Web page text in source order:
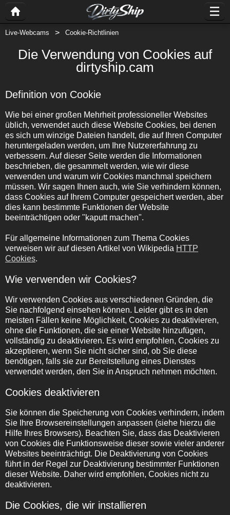
Live-Webcams Cookie-Richtlinien
Die Verwendung von Cookies auf
dirtyship.cam
Definition von Cookie
Wie bei einer großen Mehrheit professioneller Websites
üblich, verwendet auch diese Website Cookies, bei denen
es sich um winzige Dateien handelt, die auf Ihren Computer
heruntergeladen werden, um Ihre Nutzererfahrung zu
verbessern. Auf dieser Seite werden die Informationen
beschrieben, die gesammelt werden, wie wir diese
verwenden und warum wir Cookies manchmal speichern
müssen. Wir sagen Ihnen auch, wie Sie verhindern können,
dass Cookies auf Ihrem Computer gespeichert werden, aber
dies kann bestimmte Funktionen der Website
beeinträchtigen oder "kaputt machen".
Für allgemeine Informationen zum Thema Cookies
verweisen wir auf diesen Artikel von Wikipedia HTTP
Cookies.
Wie verwenden wir Cookies?
Wir verwenden Cookies aus verschiedenen Gründen, die
Sie nachfolgend einsehen können. Leider gibt es in den
meisten Fällen keine Möglichkeit, Cookies zu deaktivieren,
ohne die Funktionen, die sie einer Website hinzufügen,
vollständig zu deaktivieren. Es wird empfohlen, Cookies zu
akzeptieren, wenn Sie nicht sicher sind, ob Sie diese
benötigen, falls sie zur Bereitstellung eines Dienstes
verwendet werden, den Sie in Anspruch nehmen möchten.
Cookies deaktivieren
Sie können die Speicherung von Cookies verhindern, indem
Sie Ihre Browsereinstellungen anpassen (siehe hierzu die
Hilfe Ihres Browsers). Beachten Sie, dass das Deaktivieren
von Cookies die Funktionsweise dieser sowie vieler anderer
Websites beeinträchtigt. Die Deaktivierung von Cookies
führt in der Regel zur Deaktivierung bestimmter Funktionen
dieser Website. Daher wird empfohlen, Cookies nicht zu
deaktivieren.
Die Cookies, die wir installieren